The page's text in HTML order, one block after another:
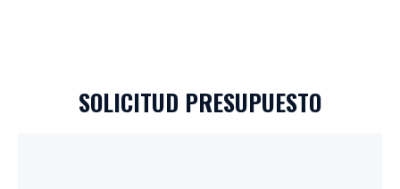
SOLICITUD PRESUPUESTO